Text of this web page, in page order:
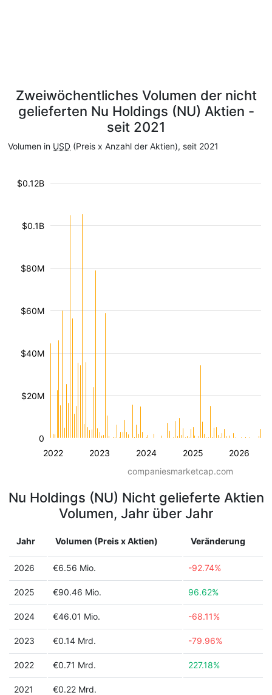
Zweiwöchentliches Volumen der nicht
gelieferten Nu Holdings (NU) Aktien -
seit 2021
Volumen in USD (Preis x Anzahl der Aktien), seit 2021
2022 2023 2024 2025 2026
$20M
$40M
$60M
$80M
$0.1B
$0.12B
0
companiesmarketcap.com
Nu Holdings (NU) Nicht gelieferte Aktien
Volumen, Jahr über Jahr
Jahr Volumen (Preis x Aktien) Veränderung
2026 €6.56 Mio. -92.74%
2025 €90.46 Mio. 96.62%
2024 €46.01 Mio. -68.11%
2023 €0.14 Mrd. -79.96%
2022 €0.71 Mrd. 227.18%
2021 €0.22 Mrd.